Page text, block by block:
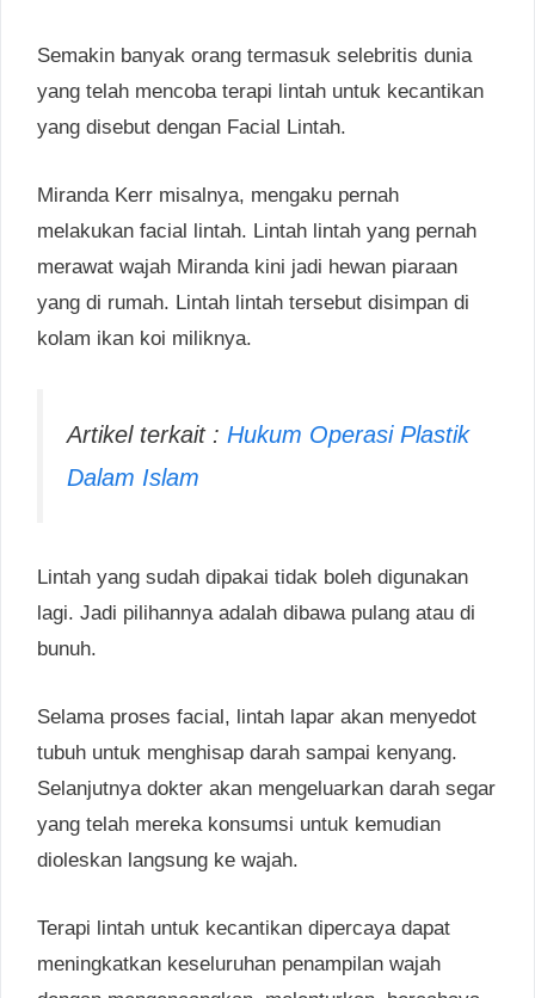
Semakin banyak orang termasuk selebritis dunia
yang telah mencoba terapi lintah untuk kecantikan
yang disebut dengan Facial Lintah.
Miranda Kerr misalnya, mengaku pernah
melakukan facial lintah. Lintah lintah yang pernah
merawat wajah Miranda kini jadi hewan piaraan
yang di rumah. Lintah lintah tersebut disimpan di
kolam ikan koi miliknya.
Artikel terkait : Hukum Operasi Plastik
Dalam Islam
Lintah yang sudah dipakai tidak boleh digunakan
lagi. Jadi pilihannya adalah dibawa pulang atau di
bunuh.
Selama proses facial, lintah lapar akan menyedot
tubuh untuk menghisap darah sampai kenyang.
Selanjutnya dokter akan mengeluarkan darah segar
yang telah mereka konsumsi untuk kemudian
dioleskan langsung ke wajah.
Terapi lintah untuk kecantikan dipercaya dapat
meningkatkan keseluruhan penampilan wajah